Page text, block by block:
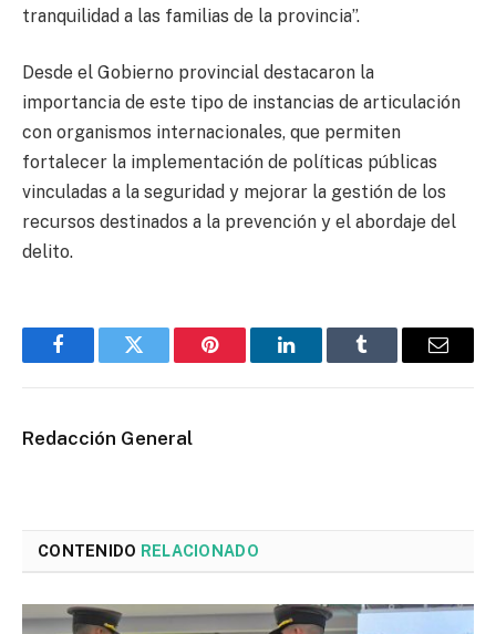
tranquilidad a las familias de la provincia”.
Desde el Gobierno provincial destacaron la
importancia de este tipo de instancias de articulación
con organismos internacionales, que permiten
fortalecer la implementación de políticas públicas
vinculadas a la seguridad y mejorar la gestión de los
recursos destinados a la prevención y el abordaje del
delito.
FacebookTwitter Pinterest LinkedInTumblr Email
Redacción General
CONTENIDO RELACIONADO